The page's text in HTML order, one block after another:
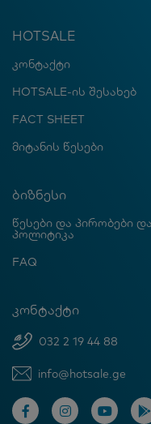
HOTSALE
კონტაქტი
HOTSALE-ის შესახებ
FACT SHEET
მიტანის წესები
ბიზნესი
წესები და პირობები
პოლიტიკა
FAQ
კონტაქტი
032 2 19 44 88
info@hotsale.ge